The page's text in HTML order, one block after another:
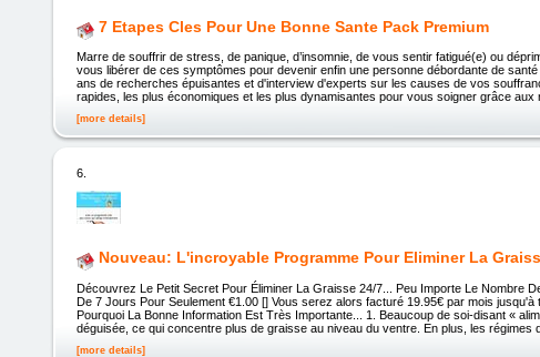
7 Etapes Cles Pour Une Bonne Sante Pack Premium
Marre de souffrir de stress, de panique, d’insomnie, de vous sentir fatigué(e) ou
vous libérer de ces symptômes pour devenir enfin une personne débordante de
ans de recherches épuisantes et d'interview d'experts sur les causes de vos
rapides, les plus économiques et les plus dynamisantes pour vous soigner grâce aux
[more details]
6.
Nouveau: L'incroyable Programme Pour Eliminer La
Découvrez Le Petit Secret Pour Éliminer La Graisse 24/7... Peu Importe Le Nombre
De 7 Jours Pour Seulement €1.00 [] Vous serez alors facturé 19.95€ par mois
Pourquoi La Bonne Information Est Très Importante... 1. Beaucoup de soi-disant «
déguisée, ce qui concentre plus de graisse au niveau du ventre. En plus, les régimes
[more details]